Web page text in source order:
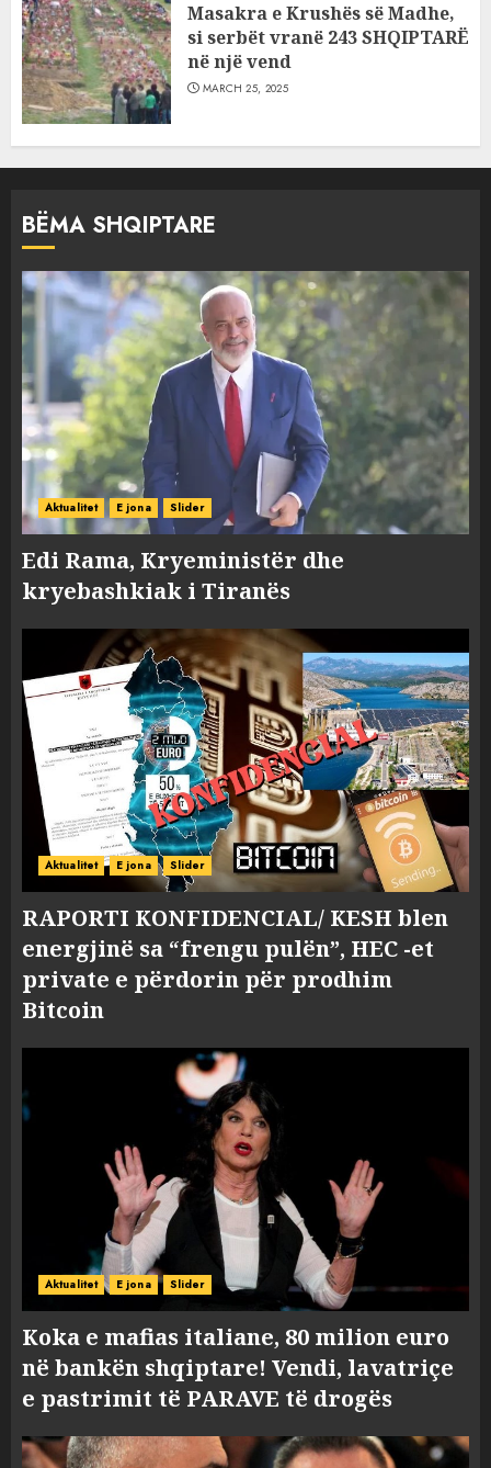
Masakra e Krushës së Madhe,
si serbët vranë 243 SHQIPTARË
në një vend
MARCH 25, 2025
BËMA SHQIPTARE
Aktualitet E jona Slider
Edi Rama, Kryeministër dhe
kryebashkiak i Tiranës
Aktualitet E jona Slider
RAPORTI KONFIDENCIAL/ KESH blen
energjinë sa “frengu pulën”, HEC -et
private e përdorin për prodhim
Bitcoin
Aktualitet E jona Slider
Koka e mafias italiane, 80 milion euro
në bankën shqiptare! Vendi, lavatriçe
e pastrimit të PARAVE të drogës